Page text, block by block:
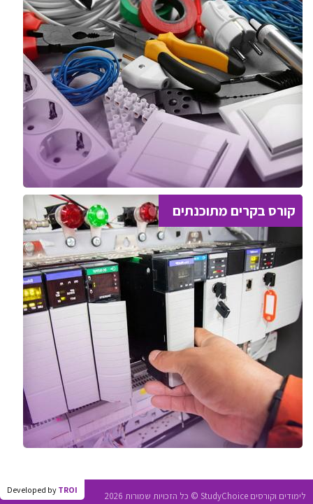
קורס בקרים מתוכנתים
Developed by TROI
לימודים וקורסים StudyChoice © כל הזכויות שמורות 2026